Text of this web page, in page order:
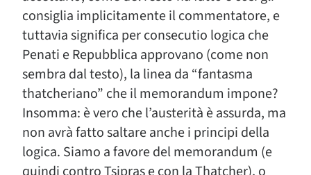
consiglia implicitamente il commentatore, e
tuttavia significa per consecutio logica che
Penati e Repubblica approvano (come non
sembra dal testo), la linea da “fantasma
thatcheriano” che il memorandum impone?
Insomma: è vero che l’austerità è assurda, ma
non avrà fatto saltare anche i principi della
logica. Siamo a favore del memorandum (e